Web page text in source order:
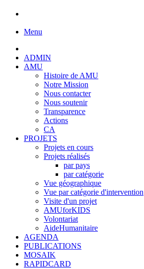
Menu
ADMIN
AMU
Histoire de AMU
Notre Mission
Nous contacter
Nous soutenir
Transparence
Actions
CA
PROJETS
Projets en cours
Projets réalisés
par pays
par catégorie
Vue géographique
Vue par catégorie d'intervention
Visite d'un projet
AMUforKIDS
Volontariat
AideHumanitaire
AGENDA
PUBLICATIONS
MOSAIK
RAPIDCARD